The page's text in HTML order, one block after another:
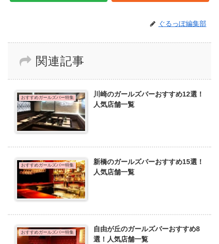
ぐるっぽ編集部
関連記事
おすすめガールズバー特集
川崎のガールズバーおすすめ12選！
人気店舗一覧
おすすめガールズバー特集
新橋のガールズバーおすすめ15選！
人気店舗一覧
おすすめガールズバー特集
自由が丘のガールズバーおすすめ8
選！人気店舗一覧